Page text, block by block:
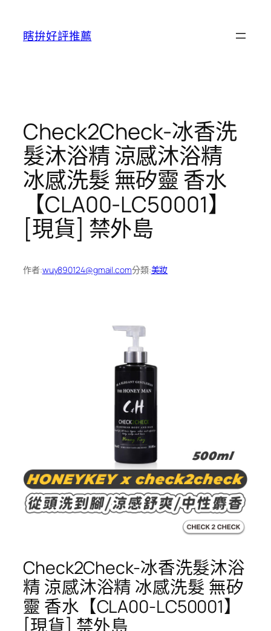
瞎拚好評推薦
Check2Check-冰香洗
髮沐浴精 涼感沐浴精
冰感洗髮 無矽靈 香水
【CLA00-LC50001】
[現貨] 禁外島
作者:wuy890124@gmail.com分類:美妝
Check2Check-冰香洗髮沐浴
精 涼感沐浴精 冰感洗髮 無矽
靈 香水【CLA00-LC50001】
[現貨] 禁外島